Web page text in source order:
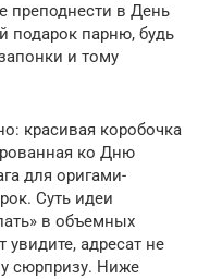
преподнести в День
подарок парню, будь
и тому
красивая коробочка
ко Дню
для оригами-
Суть идеи
в объемных
увидите, адресат не
сюрпризу. Ниже